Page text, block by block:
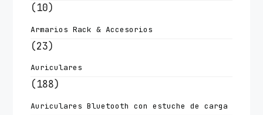
(10)
Armarios Rack & Accesorios
(23)
Auriculares
(188)
Auriculares Bluetooth con estuche de carga